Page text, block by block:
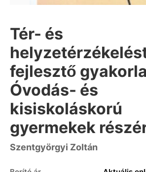
Tér- és
fejlesztő
Óvodás- és
kisiskoláskorú
gyermekek
Szentgyörgyi Zoltán